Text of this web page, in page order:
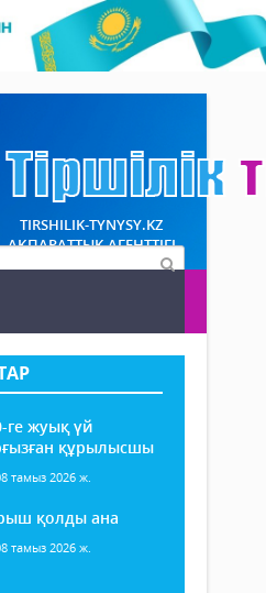
TIRSHILIK-TYNYSY.KZ
АҚПАРАТТЫҚ АГЕНТТІГІ
ге жуық үй
құрылысшы
тамыз 2026 ж.
қолды ана
тамыз 2026 ж.